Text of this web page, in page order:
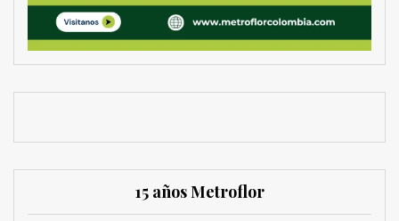
15 años Metroflor